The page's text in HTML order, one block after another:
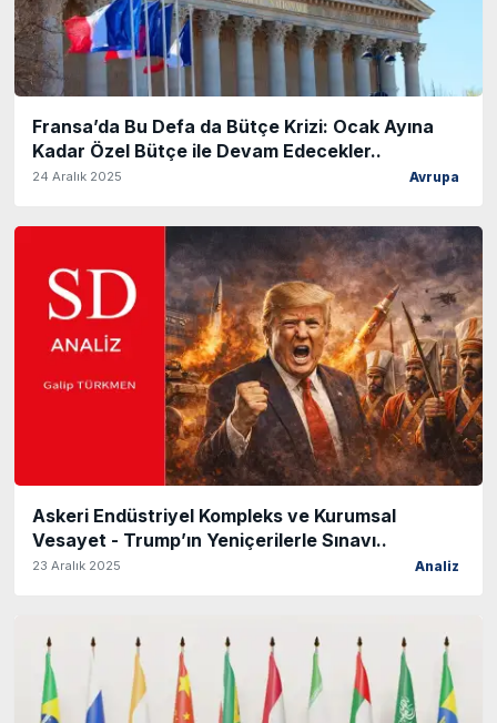
Fransa’da Bu Defa da Bütçe Krizi: Ocak Ayına
Kadar Özel Bütçe ile Devam Edecekler..
24 Aralık 2025 Avrupa
Askeri Endüstriyel Kompleks ve Kurumsal
Vesayet - Trump’ın Yeniçerilerle Sınavı..
23 Aralık 2025 Analiz